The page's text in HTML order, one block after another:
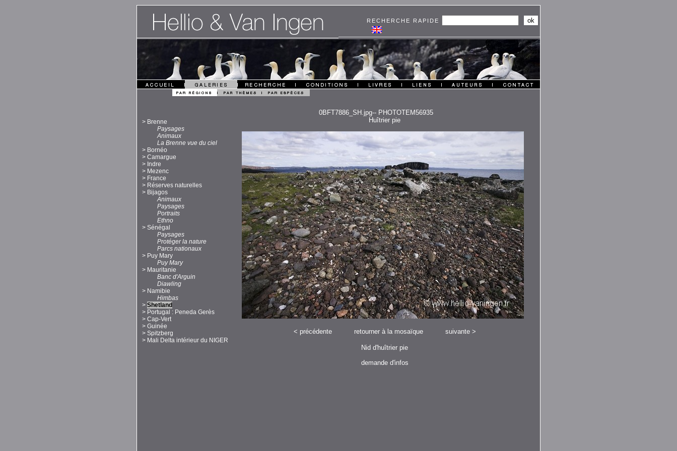
RECHERCHE RAPIDE
0BFT7886_SH.jpg-- PHOTOTEM56935
> Brenne
Paysages
Animaux
La Brenne vue du ciel
> Bornéo
> Camargue
> Indre
> Mezenc
> France
> Réserves naturelles
> Bijagos
Animaux
Paysages
Portraits
Ethno
> Sénégal
Paysages
Protéger la nature
Parcs nationaux
> Puy Mary
Puy Mary
> Mauritanie
Banc d'Arguin
Diawling
> Namibie
Himbas
> Shetland
> Portugal : Peneda Gerès
> Cap-Vert
> Guinée
> Spitzberg
> Mali Delta intérieur du NIGER
Huîtrier pie
< précédente retourner à la mosaïque suivante>
Nid d'huîtrier pie
demande d'infos